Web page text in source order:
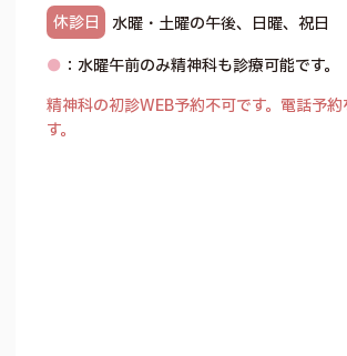
休診日
水曜・土曜の午後、日曜、祝日
● ：水曜午前のみ精神科も診療可能です。
精神科の初診WEB予約不可です。電話予
す。